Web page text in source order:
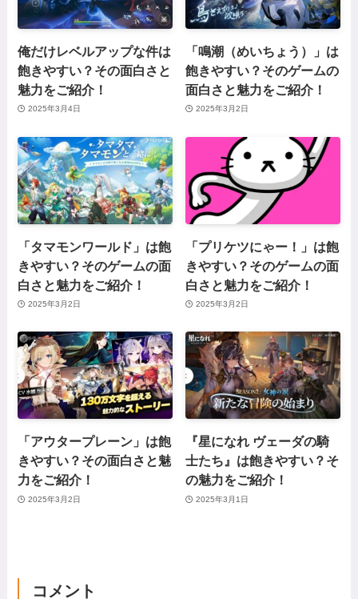
俺だけレベルアップな件は
飽きやすい？その面白さと
魅力をご紹介！
2025年3月4日
「鳴潮（めいちょう）」は
飽きやすい？そのゲームの
面白さと魅力をご紹介！
2025年3月2日
「タマモンワールド」は飽
きやすい？そのゲームの面
白さと魅力をご紹介！
2025年3月2日
「プリケツにゃー！」は飽
きやすい？そのゲームの面
白さと魅力をご紹介！
2025年3月2日
「アウタープレーン」は飽
きやすい？その面白さと魅
力をご紹介！
2025年3月2日
『星になれ ヴェーダの騎
士たち』は飽きやすい？そ
の魅力をご紹介！
2025年3月1日
コメント